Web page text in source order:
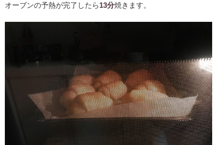
オーブンの予熱が完了したら13分焼きます。